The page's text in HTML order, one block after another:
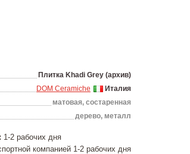
Плитка Khadi Grey (архив)
Италия
DOM Ceramiche
матовая, состаренная
дерево, металл
1-2 рабочих дня
компанией 1-2 рабочих дня